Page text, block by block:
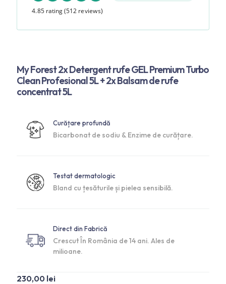
4.85 rating(512 reviews)
My Forest 2x Detergent rufe GEL Premium Turbo
Clean Profesional 5L + 2x Balsam de rufe
concentrat 5L
Curățare profundă
Bicarbonat de sodiu & Enzime de curățare.
Testat dermatologic
Bland cu țesăturile și pielea sensibilă.
Direct din Fabrică
Crescut În România de 14 ani. Ales de
milioane.
230,00 lei